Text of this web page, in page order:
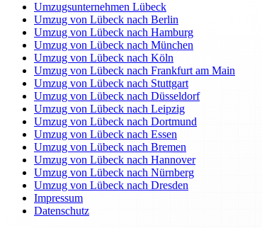
Umzugsunternehmen Lübeck
Umzug von Lübeck nach Berlin
Umzug von Lübeck nach Hamburg
Umzug von Lübeck nach München
Umzug von Lübeck nach Köln
Umzug von Lübeck nach Frankfurt am Main
Umzug von Lübeck nach Stuttgart
Umzug von Lübeck nach Düsseldorf
Umzug von Lübeck nach Leipzig
Umzug von Lübeck nach Dortmund
Umzug von Lübeck nach Essen
Umzug von Lübeck nach Bremen
Umzug von Lübeck nach Hannover
Umzug von Lübeck nach Nürnberg
Umzug von Lübeck nach Dresden
Impressum
Datenschutz